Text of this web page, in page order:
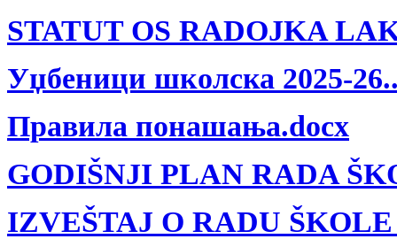
STATUT OS RADOJKA
Уџбеници школска 2025-
Правила понашања.docx
GODIŠNJI PLAN RADA
IZVEŠTAJ O RADU ŠKOLE